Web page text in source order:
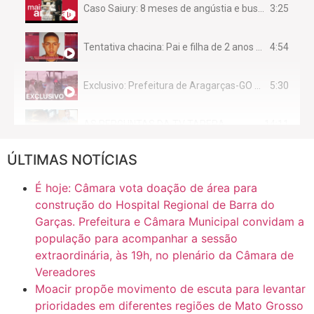
Caso Saiury: 8 meses de angústia e busca por justiça 3:25
Tentativa chacina: Pai e filha de 2 anos assassinados em casa enquanto dormiam 4:54
Exclusivo: Prefeitura de Aragarças-GO sob suspeita de desviar maquinário público para uso privado. 5:30
CASO SAIURY - SEM CORTES
Mini Ginásio de Aragarças- Só a bo$ta 6:31
ÚLTIMAS NOTÍCIAS
É hoje: Câmara vota doação de área para
construção do Hospital Regional de Barra do
Garças. Prefeitura e Câmara Municipal convidam a
população para acompanhar a sessão
extraordinária, às 19h, no plenário da Câmara de
Vereadores
Moacir propõe movimento de escuta para levantar
prioridades em diferentes regiões de Mato Grosso